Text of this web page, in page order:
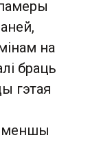
на
браць
гэтая
меншы